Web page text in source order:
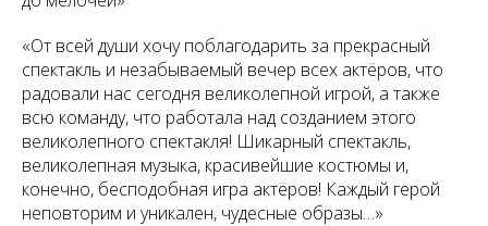
«От всей души хочу поблагодарить за прекрасный
спектакль и незабываемый вечер всех актёров, что
радовали нас сегодня великолепной игрой, а также
всю команду, что работала над созданием этого
великолепного спектакля! Шикарный спектакль,
великолепная музыка, красивейшие костюмы и,
конечно, бесподобная игра актёров! Каждый герой
неповторим и уникален, чудесные образы…»